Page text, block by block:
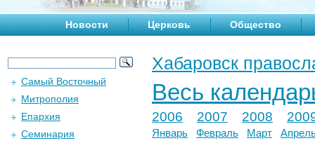
Новости Церковь Общество
Хабаровск
Весь
2006 2007 2008
Январь Февраль Март
Самый Восточный
Митрополия
Епархия
Семинария